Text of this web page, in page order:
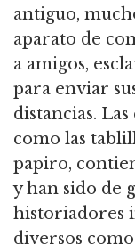
antiguo,
aparato de
a amigos,
para enviar
distancias.
como las
papiro,
y han sido de
historiadores
diversos